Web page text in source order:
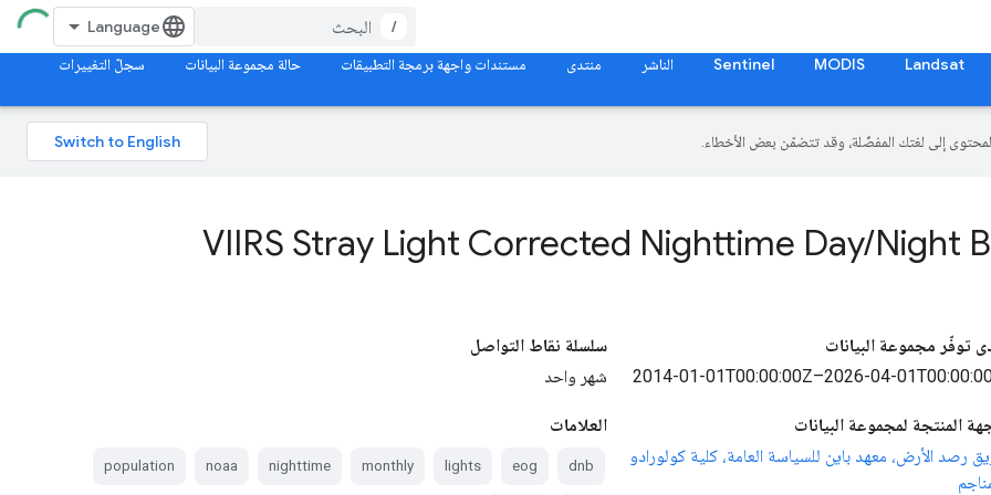
/
Landsat
MODIS
Sentinel الناشر منتدى مستندات واجهة برمجة التطبيقات حالة مجموعة البيانات سجلّ التغييرات
VIIRS Stray Light Corrected Nighttime Day/Night
توفّر مجموعة البيانات
2014-01-01T00:00:00Z–2026-04-
المنتجة لمجموعة البيانات
رصد الأرض، معهد باين للسياسة العامة، كلية كولورادو
سلسلة نقاط التواصل
شهر واحد
العلامات
dnb
eog
lights
monthly
nighttime
noaa
population